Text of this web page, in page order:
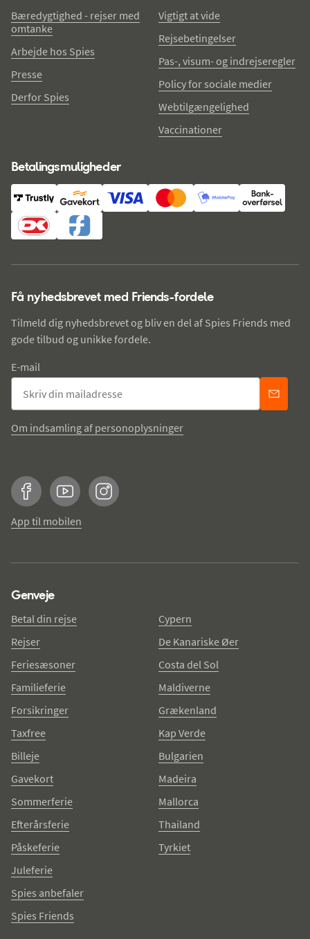
Bæredygtighed - rejser med
omtanke
Arbejde hos Spies
Presse
Derfor Spies
Vigtigt at vide
Rejsebetingelser
Pas-, visum- og indrejseregler
Policy for sociale medier
Webtilgængelighed
Vaccinationer
Betalingsmuligheder
Få nyhedsbrevet med Friends-fordele
Tilmeld dig nyhedsbrevet og bliv en del af Spies Friends med
gode tilbud og unikke fordele.
E-mail
Om indsamling af personoplysninger
FacebookYouTubeInstagram
App til mobilen
Genveje
Betal din rejse
Rejser
Feriesæsoner
Familieferie
Forsikringer
Taxfree
Billeje
Gavekort
Sommerferie
Efterårsferie
Påskeferie
Juleferie
Spies anbefaler
Spies Friends
Cypern
De Kanariske Øer
Costa del Sol
Maldiverne
Grækenland
Kap Verde
Bulgarien
Madeira
Mallorca
Thailand
Tyrkiet